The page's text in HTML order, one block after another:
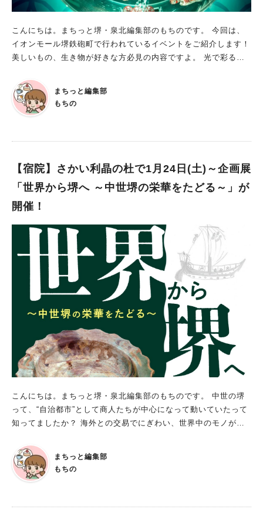
こんにちは。まちっと堺・泉北編集部のもちのです。 今回は、
イオンモール堺鉄砲町で行われているイベントをご紹介します！
美しいもの、生き物が好きな方必見の内容ですよ。 光で彩る金
026年1月17日(土)〜3月15日(日) ※2月17日(火)は休業 時間： ＜
平日＞11:00～18:00 ＜土日祝＞11:00～18:30 ※入場は閉場
の30分前まで。 ※最終日は15:00が最終入場となります。 会
れない種類の金魚を見ることができるのはもちろん、ライトアッ
お気に入りの金魚や展示を見つけてくださいね。 ちなみに、イ
オンモール堺鉄砲町館内で配布されているチラシ、または、 ア
料が100円割引されるそう！ お得に、この癒し空間に入場できる
のはうれしいですね。 イオンモール堺鉄砲町で非日常体験 日本
で昔から親しまれている“金魚”ですが、あまり馴染みのない種類
もいるようですね！ イオンモール堺鉄砲町でショッピングを楽
しみつつ、幻想的な展示を鑑賞してはいかがでしょうか？ ※画
像は全て施設提供
まちっと編集部
もちの
【宿院】さかい利晶の杜で1月24日(土)～企画展
「世界から堺へ ～中世堺の栄華をたどる～」が
開催！
こんにちは。まちっと堺・泉北編集部のもちのです。 中世の堺
って、“自治都市”として商人たちが中心になって動いていたって
知ってましたか？ 海外との交易でにぎわい、世界中のモノが集
深く知ることができる展示をご紹介します！ 企画展「世界から
堺へ ～中世堺の栄華をたどる～」 会期：2026年1月24日（土）
～3月15日（日）※2月17日（火）は休館日 時間：9時～18時
まちっと編集部
もちの